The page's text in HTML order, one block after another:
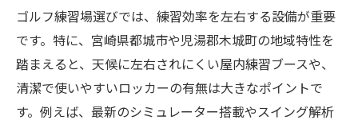
ゴルフ練習場で使いやすさ重視のロッカー
活用
ロッカーで快適な着替え環境を整えるコツ
ロッカー利用でゴルフ練習場をさらに快適
に
ゴルフ練習場選びでは、練習効率を左右する設備が重要
です。特に、宮崎県都城市や児湯郡木城町の地域特性を
踏まえると、天候に左右されにくい屋内練習ブースや、
清潔で使いやすいロッカーの有無は大きなポイントで
す。例えば、最新のシミュレーター搭載やスイング解析